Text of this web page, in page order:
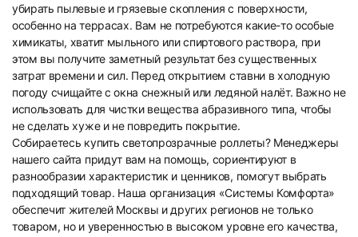
убирать пылевые и грязевые скопления с поверхности,
особенно на террасах. Вам не потребуются какие-то особые
химикаты, хватит мыльного или спиртового раствора, при
этом вы получите заметный результат без существенных
затрат времени и сил. Перед открытием ставни в холодную
погоду счищайте с окна снежный или ледяной налёт. Важно не
использовать для чистки вещества абразивного типа, чтобы
не сделать хуже и не повредить покрытие.
Собираетесь купить светопрозрачные роллеты? Менеджеры
нашего сайта придут вам на помощь, сориентируют в
разнообразии характеристик и ценников, помогут выбрать
подходящий товар. Наша организация «Системы Комфорта»
обеспечит жителей Москвы и других регионов не только
товаром, но и уверенностью в высоком уровне его качества,